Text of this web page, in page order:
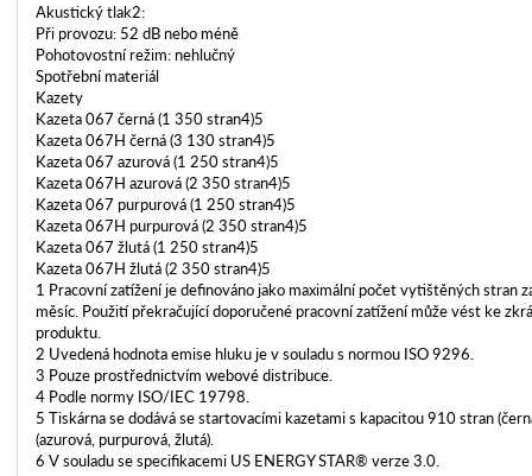
Akustický tlak2:
Při provozu: 52 dB nebo méně
Pohotovostní režim: nehlučný
Spotřební materiál
Kazety
Kazeta 067 černá (1 350 stran4)5
Kazeta 067H černá (3 130 stran4)5
Kazeta 067 azurová (1 250 stran4)5
Kazeta 067H azurová (2 350 stran4)5
Kazeta 067 purpurová (1 250 stran4)5
Kazeta 067H purpurová (2 350 stran4)5
Kazeta 067 žlutá (1 250 stran4)5
Kazeta 067H žlutá (2 350 stran4)5
1 Pracovní zatížení je definováno jako maximální počet vytištěných stran
měsíc. Použití překračující doporučené pracovní zatížení může vést ke
produktu.
2 Uvedená hodnota emise hluku je v souladu s normou ISO 9296.
3 Pouze prostřednictvím webové distribuce.
4 Podle normy ISO/IEC 19798.
5 Tiskárna se dodává se startovacími kazetami s kapacitou 910 stran
(azurová, purpurová, žlutá).
6 V souladu se specifikacemi US ENERGY STAR® verze 3.0.